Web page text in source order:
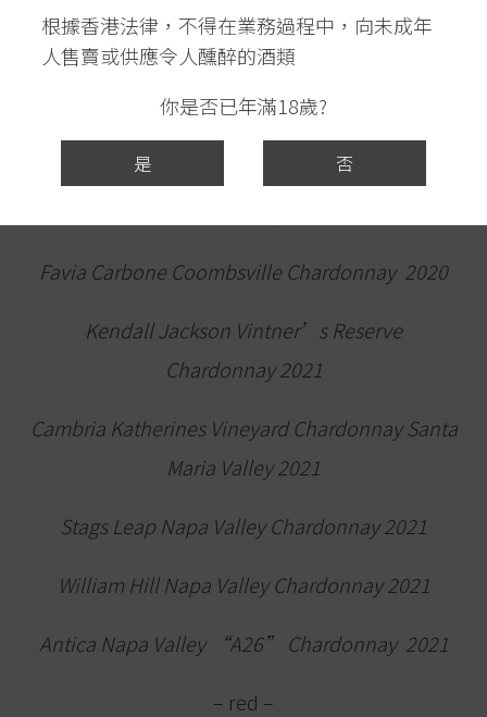
根據香港法律，不得在業務過程中，向未成年
人售賣或供應令人醺醉的酒類
你是否已年滿18歲?
是 否
The Prisoner Wine Co The Prisoner Chardonnay
2019
Robert Keenan Chardonnay Napa Valley Spring
Favia Carbone Coombsville Chardonnay 2020
Kendall Jackson Vintner’s Reserve
Chardonnay 2021
Cambria Katherines Vineyard Chardonnay Santa
Maria Valley 2021
Stags Leap Napa Valley Chardonnay 2021
William Hill Napa Valley Chardonnay 2021
Antica Napa Valley “A26” Chardonnay 2021
– red –